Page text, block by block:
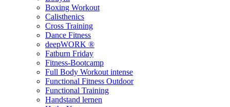
Boxing Workout
Calisthenics
Cross Training
Dance Fitness
deepWORK ®
Fatburn Friday
Fitness-Bootcamp
Full Body Workout intense
Functional Fitness Outdoor
Functional Training
Handstand lernen